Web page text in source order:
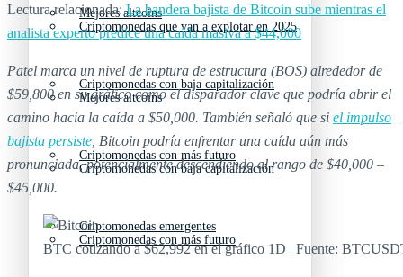
Mejores altcoins
Criptomonedas con baja capitalización
Criptomonedas con más futuro
Criptomonedas emergentes
Criptomonedas que van a explotar en 2025
Mejores altcoins
Criptomonedas con baja capitalización
Criptomonedas con más futuro
Lectura relacionada:La bandera bajista de Bitcoin sube mientras el
analista experto predice una caída masiva a $44,000
Patel marca un nivel de ruptura de estructura (BOS) alrededor de
$59,800 en su gráfico como el disparador clave que podría abrir el
camino hacia la caída a $50,000. También señaló que si el impulso
bajista persiste , Bitcoin podría enfrentar una caída aún más
pronunciada, potencialmente descendiendo al rango de $40,000 –
$45,000.
BTC cotizando a $62,992 en el gráfico 1D | Fuente: